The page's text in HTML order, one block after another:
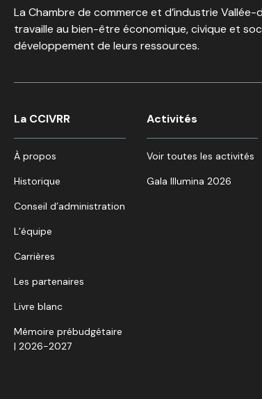
La Chambre de commerce et d’industrie
travaille au bien-être économique, civique et
développement de leurs ressources.
La CCIVRR
À propos
Historique
Conseil d’administration
L’équipe
Carrières
Les partenaires
Livre blanc
Mémoire prébudgétaire
| 2026-2027
Activités
Voir toutes les activités
Gala Illumina 2026